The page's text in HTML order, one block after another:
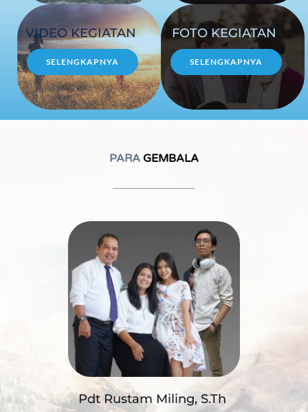
VIDEO KEGIATAN
SELENGKAPNYA
FOTO KEGIATAN
SELENGKAPNYA
PARA GEMBALA
Pdt Rustam Miling, S.Th